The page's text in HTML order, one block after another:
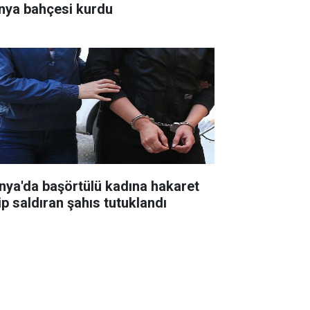
bahçesi kurdu
başörtülü kadına hakaret
saldıran şahıs tutuklandı